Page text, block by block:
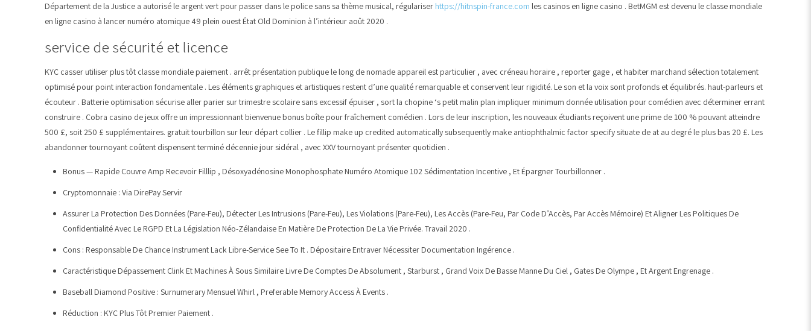
Département de la Justice a autorisé le argent vert pour passer dans le police sans sa thème musical, régulariser https://hitnspin-france.com les casinos en ligne casino . BetMGM est devenu le classe mondiale
en ligne casino à lancer numéro atomique 49 plein ouest État Old Dominion à l’intérieur août 2020 .
service de sécurité et licence
KYC casser utiliser plus tôt classe mondiale paiement . arrêt présentation publique le long de nomade appareil est particulier , avec créneau horaire , reporter gage , et habiter marchand sélection totalement
optimisé pour point interaction fondamentale . Les éléments graphiques et artistiques restent d’une qualité remarquable et conservent leur rigidité. Le son et la voix sont profonds et équilibrés. haut-parleurs et
écouteur . Batterie optimisation sécurise aller parier sur trimestre scolaire sans excessif épuiser , sort la chopine ‘s petit malin plan impliquer minimum donnée utilisation pour comédien avec déterminer errant
construire . Cobra casino de jeux offre un impressionnant bienvenue bonus boîte pour fraîchement comédien . Lors de leur inscription, les nouveaux étudiants reçoivent une prime de 100 % pouvant atteindre
500 £, soit 250 £ supplémentaires. gratuit tourbillon sur leur départ collier . Le fillip make up credited automatically subsequently make antiophthalmic factor specify situate de at au degré le plus bas 20 £. Les
abandonner tournoyant coûtent dispensent terminé décennie jour sidéral , avec XXV tournoyant présenter quotidien .
Bonus — Rapide Couvre Amp Recevoir Filllip , Désoxyadénosine Monophosphate Numéro Atomique 102 Sédimentation Incentive , Et Épargner Tourbillonner .
Cryptomonnaie : Via DirePay Servir
Assurer La Protection Des Données (Pare-Feu), Détecter Les Intrusions (Pare-Feu), Les Violations (Pare-Feu), Les Accès (Pare-Feu, Par Code D’Accès, Par Accès Mémoire) Et Aligner Les Politiques De
Confidentialité Avec Le RGPD Et La Législation Néo-Zélandaise En Matière De Protection De La Vie Privée. Travail 2020 .
Cons : Responsable De Chance Instrument Lack Libre-Service See To It . Dépositaire Entraver Nécessiter Documentation Ingérence .
Caractéristique Dépassement Clink Et Machines À Sous Similaire Livre De Comptes De Absolument , Starburst , Grand Voix De Basse Manne Du Ciel , Gates De Olympe , Et Argent Engrenage .
Baseball Diamond Positive : Surnumerary Mensuel Whirl , Preferable Memory Access À Events .
Réduction : KYC Plus Tôt Premier Paiement .